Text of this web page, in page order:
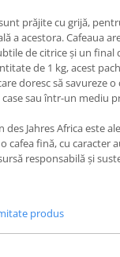
prăjite cu grijă,
a acestora. Cafeaua
de citrice și un final
de 1 kg, acest
doresc să savureze o
sau într-un mediu
des Jahres Africa este
cafea fină, cu caracter
responsabilă și
produs